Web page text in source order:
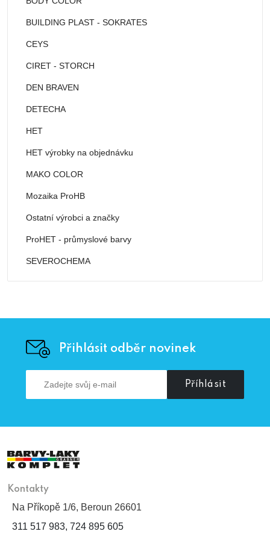
BUILDING PLAST - SOKRATES
CEYS
CIRET - STORCH
DEN BRAVEN
DETECHA
HET
HET výrobky na objednávku
MAKO COLOR
Mozaika ProHB
Ostatní výrobci a značky
ProHET - průmyslové barvy
SEVEROCHEMA
Přihlásit odběr novinek
Příhlásit
Kontakty
Na Příkopě 1/6, Beroun 26601
311 517 983, 724 895 605